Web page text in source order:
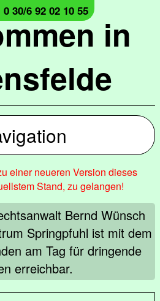
in
30/6 92 02 10 55
einer neueren Version dieses
Stand, zu gelangen!
Bernd Wünsch
Springpfuhl ist mit dem
am Tag für dringende
erreichbar.